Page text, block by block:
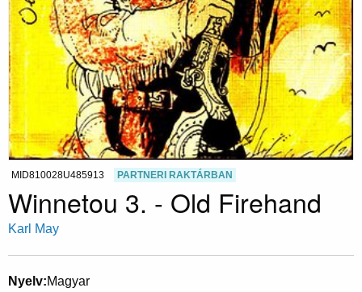
MID810028U485913 PARTNERI RAKTÁRBAN
Winnetou 3. - Old Firehand
Karl May
Nyelv Magyar